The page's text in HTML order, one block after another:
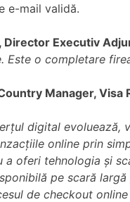
e-mail validă.
Director Executiv
Este o completare
Manager, Visa
digital
online prin
a oferi tehnologia și
pe scară
de checkout